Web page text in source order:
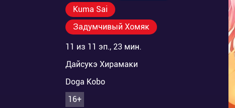
Kuma Sai
Задумчивый Хомяк
11 из 11 эп., 23 мин.
Дайсукэ Хирамаки
Doga Kobo
16+